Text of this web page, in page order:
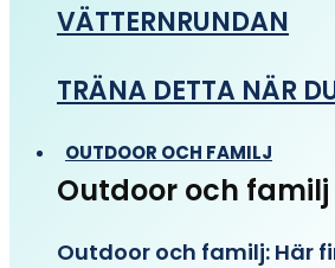
VÄTTERNRUNDAN
TRÄNA DETTA NÄR
OUTDOOR OCH FAMILJ
Outdoor och familj
Outdoor och familj: Här